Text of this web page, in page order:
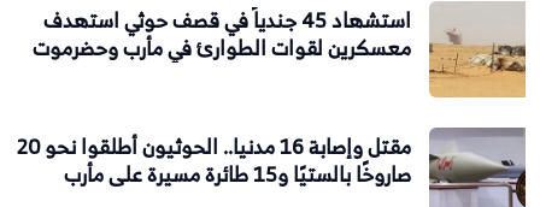
استشهاد 45 جندياً في قصف حوثي استهدف
معسكرين لقوات الطوارئ في مأرب وحضرموت
مقتل وإصابة 16 مدنيا.. الحوثيون أطلقوا نحو 20
صاروخًا بالستيًا و15 طائرة مسيرة على مأرب